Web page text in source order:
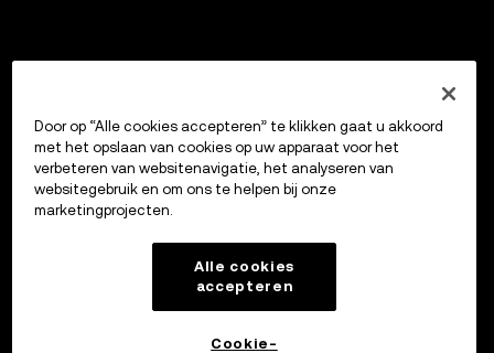
Door op “Alle cookies accepteren” te klikken gaat u akkoord
met het opslaan van cookies op uw apparaat voor het
verbeteren van websitenavigatie, het analyseren van
websitegebruik en om ons te helpen bij onze
marketingprojecten.
Alle cookies
accepteren
Cookie-